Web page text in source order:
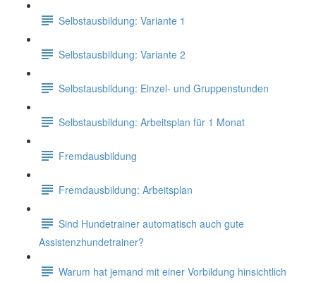
Selbstausbildung: Variante 1
Selbstausbildung: Variante 2
Selbstausbildung: Einzel- und Gruppenstunden
Selbstausbildung: Arbeitsplan für 1 Monat
Fremdausbildung
Fremdausbildung: Arbeitsplan
Sind Hundetrainer automatisch auch gute
Assistenzhundetrainer?
Warum hat jemand mit einer Vorbildung hinsichtlich